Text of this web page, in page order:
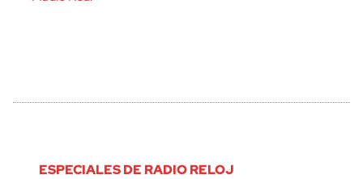
ESPECIALES DE RADIO RELOJ